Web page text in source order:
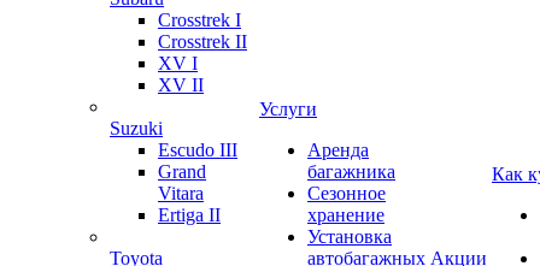
Crosstrek I
Crosstrek II
XV I
XV II
Suzuki
Escudo III
Grand
Vitara
Ertiga II
Toyota
Услуги
Аренда
багажника
Сезонное
хранение
Установка
автобагажных Акции
Как